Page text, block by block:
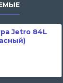
Jetro 84L